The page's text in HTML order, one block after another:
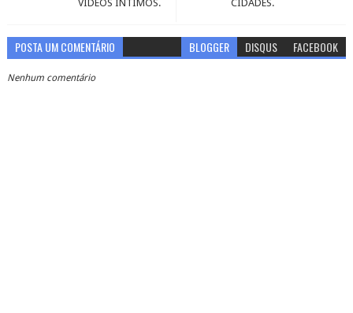
CIDADES.
VÍDEOS ÍNTIMOS.
POSTA UM COMENTÁRIO BLOGGER DISQUS FACEBOOK
Nenhum comentário